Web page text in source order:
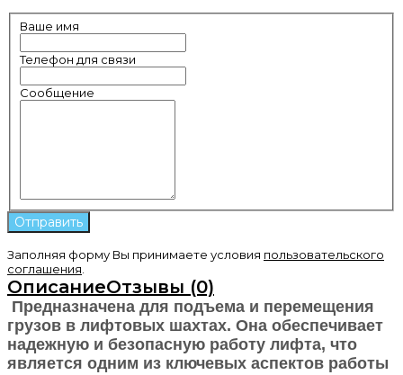
Ваше имя
Телефон для связи
Сообщение
Заполняя форму Вы принимаете условия пользовательского
соглашения
ОписаниеОтзывы (0)
Предназначена для подъема и перемещения
грузов в лифтовых шахтах. Она обеспечивает
надежную и безопасную работу лифта, что
является одним из ключевых аспектов работы